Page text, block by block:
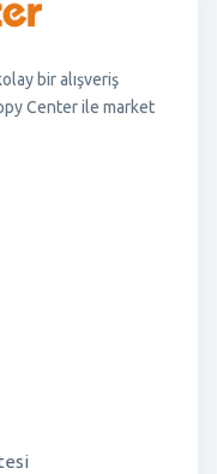
bir alışveriş
Center ile market